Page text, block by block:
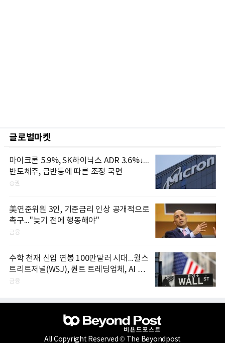
글로벌마켓
마이크론 5.9%, SK하이닉스 ADR 3.6%↓...
반도체주, 급반등에 따른 조정 국면
증권
美연준위원 3인, 기준금리 인상 공개적으로
촉구..."늦기 전에 행동해야"
금융
수학 천재 신입 연봉 100만달러 시대...월스
트리트저널(WSJ), 퀀트 트레딩업체, AI 기
업들 인재 확보 경쟁
금융
All Copyright Reserved © The Beyondpost